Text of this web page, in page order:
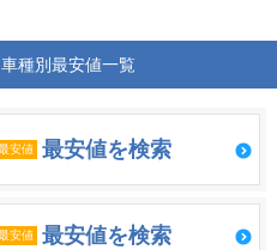
種別最安値一覧
安値 最安値を検索
安値 最安値を検索